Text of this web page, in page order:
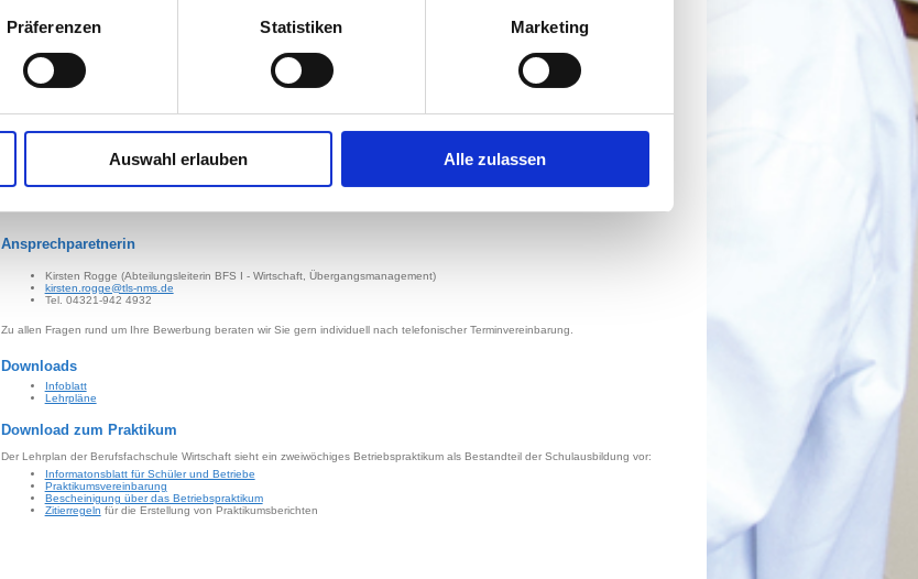
Präferenzen Statistiken Marketing
Auswahl erlauben Alle zulassen
Bewerbungszeugnis ist in der Regel das Halbjahreszeugnis. Daher erfolgt eine vorläufige Aufnahmezusage. Die
Ansprechparetnerin
Kirsten Rogge (Abteilungsleiterin BFS I - Wirtschaft, Übergangsmanagement)
kirsten.rogge@tls-nms.de
Tel. 04321-942 4932
Zu allen Fragen rund um Ihre Bewerbung beraten wir Sie gern individuell nach telefonischer Terminvereinbarung.
Downloads
Infoblatt
Lehrpläne
Download zum Praktikum
Der Lehrplan der Berufsfachschule Wirtschaft sieht ein zweiwöchiges Betriebspraktikum als Bestandteil der Schulausbildung vor:
Informatonsblatt für Schüler und Betriebe
Praktikumsvereinbarung
Bescheinigung über das Betriebspraktikum
Zitierregeln für die Erstellung von Praktikumsberichten